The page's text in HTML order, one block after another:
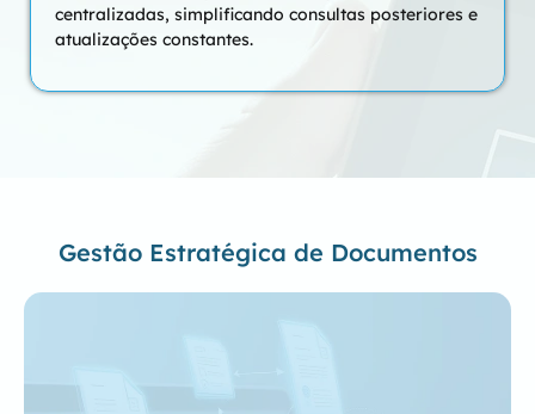
centralizadas, simplificando consultas posteriores e
atualizações constantes.
Gestão Estratégica de Documentos